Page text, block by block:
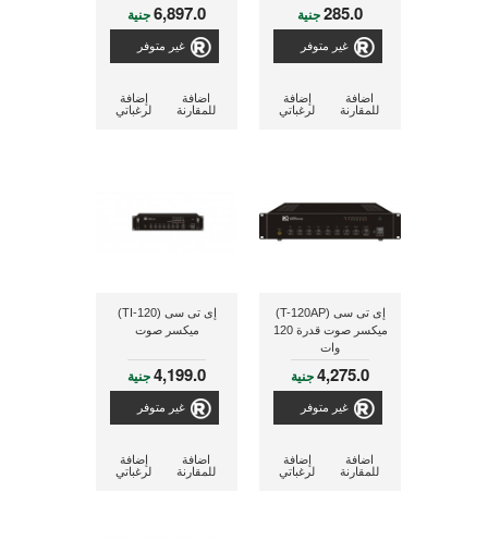
285.0جنية
غير متوفر
إضافة
لرغباتي
اضافة
للمقارنة
6,897.0جنية
غير متوفر
إضافة
لرغباتي
اضافة
للمقارنة
إى تى سى (T-120AP)
ميكسر صوت قدرة 120
وات
4,275.0جنية
غير متوفر
إضافة
لرغباتي
اضافة
للمقارنة
إى تى سى (TI-120)
ميكسر صوت
4,199.0جنية
غير متوفر
إضافة
لرغباتي
اضافة
للمقارنة